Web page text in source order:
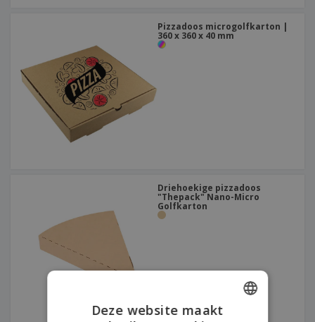
Pizzadoos microgolfkarton |
360 x 360 x 40 mm
Driehoekige pizzadoos
"Thepack" Nano-Micro
Golfkarton
Deze website maakt